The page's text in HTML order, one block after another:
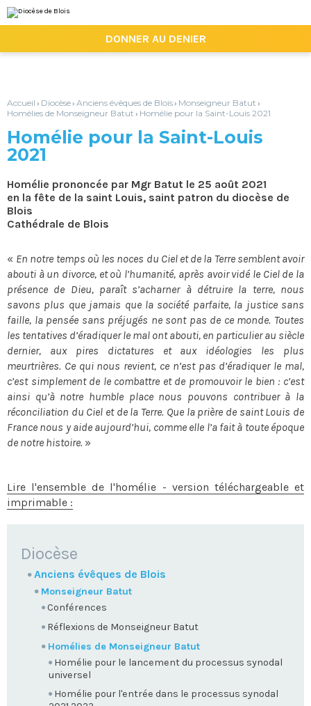
au
contenu.
la
personnels
DONNER AU DENIER
Accueil › Diocèse› Anciens évêques de Blois› Monseigneur Batut ›
Homélies de Monseigneur Batut › Homélie pour la Saint-Louis 2021
Homélie pour la Saint-Louis
2021
Homélie prononcée par Mgr Batut le 25 août 2021
en la fête de la saint Louis, saint patron du diocèse de
Blois
Cathédrale de Blois
« En notre temps où les noces du Ciel et de la Terre semblent avoir
abouti à un divorce, et où l’humanité, après avoir vidé le Ciel de la
présence de Dieu, paraît s’acharner à détruire la terre, nous
savons plus que jamais que la société parfaite, la justice sans
faille, la pensée sans préjugés ne sont pas de ce monde. Toutes
les tentatives d’éradiquer le mal ont abouti, en particulier au siècle
dernier, aux pires dictatures et aux idéologies les plus
meurtrières. Ce qui nous revient, ce n’est pas d’éradiquer le mal,
c’est simplement de le combattre et de promouvoir le bien : c’est
ainsi qu’à notre humble place nous pouvons contribuer à la
réconciliation du Ciel et de la Terre. Que la prière de saint Louis de
France nous y aide aujourd’hui, comme elle l’a fait à toute époque
de notre histoire. »
Lire l'ensemble de l'homélie - version téléchargeable et
imprimable :
NAVIGATION
Diocèse
Anciens évêques de Blois
Monseigneur Batut
Conférences
Réflexions de Monseigneur Batut
Homélies de Monseigneur Batut
Homélie pour le lancement du processus synodal
universel
Homélie pour l'entrée dans le processus synodal